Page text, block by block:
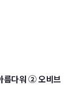
름다워 ② 오비브